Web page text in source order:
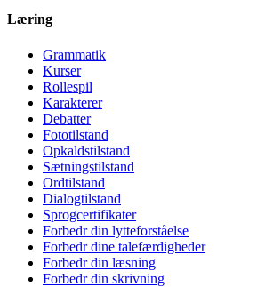
Læring
Grammatik
Kurser
Rollespil
Karakterer
Debatter
Fototilstand
Opkaldstilstand
Sætningstilstand
Ordtilstand
Dialogtilstand
Sprogcertifikater
Forbedr din lytteforståelse
Forbedr dine talefærdigheder
Forbedr din læsning
Forbedr din skrivning